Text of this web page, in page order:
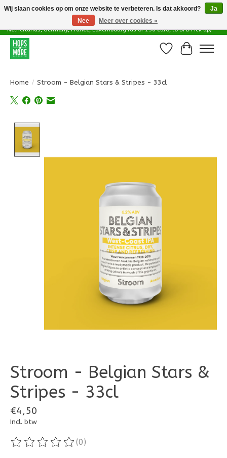
Delivery options in EU - Free Shipping in Belgium (as of 100 euro), to
Netherlands, Germany, France, Luxembourg (as of 150 euro, to DPD Pick up)
Verlanglijst
Home / Stroom - Belgian Stars & Stripes - 33cl
Stroom - Belgian Stars &
Stripes - 33cl
€4,50
Incl. btw
De beoordeling van dit product is
(0)
Wij slaan cookies op om onze website te verbeteren. Is dat akkoord?
Ja
Nee
Meer over cookies »